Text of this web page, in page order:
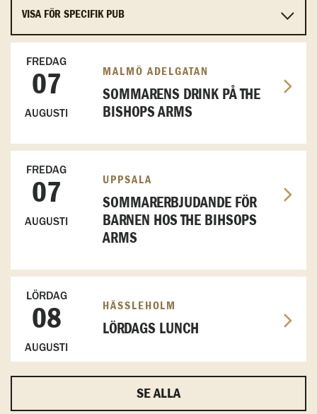
FREDAG
07
AUGUSTI
MALMÖ ADELGATAN
SOMMARENS DRINK PÅ THE
BISHOPS ARMS
FREDAG
07
AUGUSTI
UPPSALA
SOMMARERBJUDANDE FÖR
BARNEN HOS THE BIHSOPS
ARMS
LÖRDAG
08
AUGUSTI
HÄSSLEHOLM
LÖRDAGS LUNCH
SE ALLA